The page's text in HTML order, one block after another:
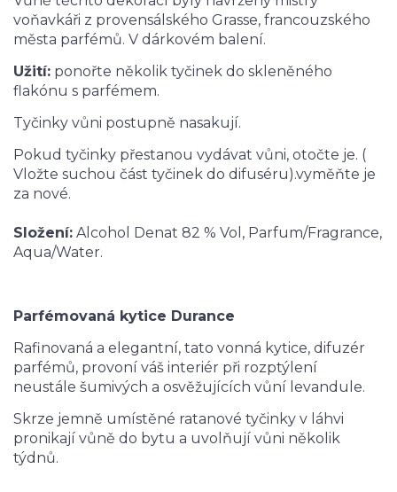
voňavkáři z provensálského Grasse, francouzského
města parfémů. V dárkovém balení.
Užití: ponořte několik tyčinek do skleněného
flakónu s parfémem.
Tyčinky vůni postupně nasakují.
Pokud tyčinky přestanou vydávat vůni, otočte je. (
Vložte suchou část tyčinek do difuséru).vyměňte je
za nové.
Složení: Alcohol Denat 82 % Vol, Parfum/Fragrance,
Aqua/Water.
Parfémovaná kytice Durance
Rafinovaná a elegantní, tato vonná kytice, difuzér
parfémů, provoní váš interiér při rozptýlení
neustále šumivých a osvěžujících vůní levandule.
Skrze jemně umístěné ratanové tyčinky v láhvi
pronikají vůně do bytu a uvolňují vůni několik
týdnů.